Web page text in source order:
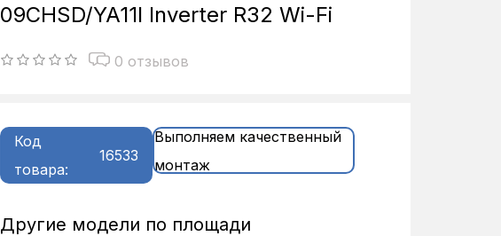
09CHSD/YA11I Inverter R32 Wi-Fi
0 отзывов
Код
товара:
16533
Выполняем качественный
монтаж
Другие модели по площади